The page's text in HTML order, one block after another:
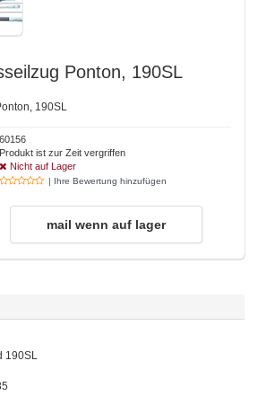
Ponton, 190SL
190SL
60156
Produkt ist zur Zeit vergriffen
Nicht auf Lager
| Ihre Bewertung hinzufügen
mail wenn auf lager
190SL